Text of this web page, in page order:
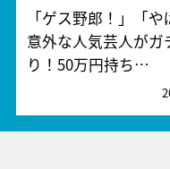
「ゲス野郎！」「や
意外な人気芸人がガ
り！50万円持ち…